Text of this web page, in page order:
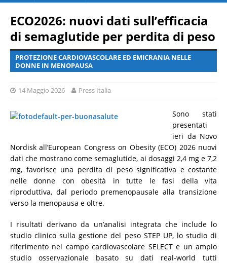
ECO2026: nuovi dati sull’efficacia
di semaglutide per perdita di peso
PROTEZIONE CARDIOVASCOLARE ED EMICRANIA NELLE
DONNE IN MENOPAUSA
14 Maggio 2026 Press Italia
Sono stati
presentati
ieri da Novo
Nordisk all’European Congress on Obesity (ECO) 2026 nuovi
dati che mostrano come semaglutide, ai dosaggi 2,4 mg e 7,2
mg, favorisce una perdita di peso significativa e costante
nelle donne con obesità in tutte le fasi della vita
riproduttiva, dal periodo premenopausale alla transizione
verso la menopausa e oltre.
I risultati derivano da un’analisi integrata che include lo
studio clinico sulla gestione del peso STEP UP, lo studio di
riferimento nel campo cardiovascolare SELECT e un ampio
studio osservazionale basato su dati real-world tutti